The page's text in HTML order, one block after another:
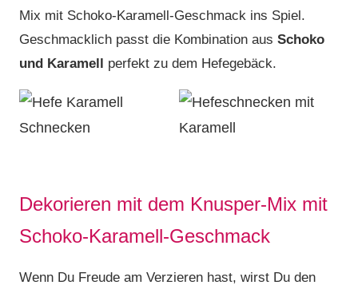
Mix mit Schoko-Karamell-Geschmack ins Spiel.
Geschmacklich passt die Kombination aus Schoko
und Karamell perfekt zu dem Hefegebäck.
Dekorieren mit dem Knusper-Mix mit
Schoko-Karamell-Geschmack
Wenn Du Freude am Verzieren hast, wirst Du den